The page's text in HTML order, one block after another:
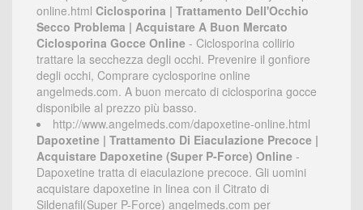
online.html Ciclosporina | Trattamento Dell'Occhio
Secco Problema | Acquistare A Buon Mercato
Ciclosporina Gocce Online - Ciclosporina collirio
trattare la secchezza degli occhi. Prevenire il gonfiore
degli occhi, Comprare cyclosporine online
angelmeds.com. A buon mercato di ciclosporina gocce
disponibile al prezzo più basso.
http://www.angelmeds.com/dapoxetine-online.html
Dapoxetine | Trattamento Di Eiaculazione Precoce |
Acquistare Dapoxetine (Super P-Force) Online -
Dapoxetine tratta di eiaculazione precoce. Gli uomini
acquistare dapoxetine in linea con il Citrato di
Sildenafil(Super P-Force) angelmeds.com per